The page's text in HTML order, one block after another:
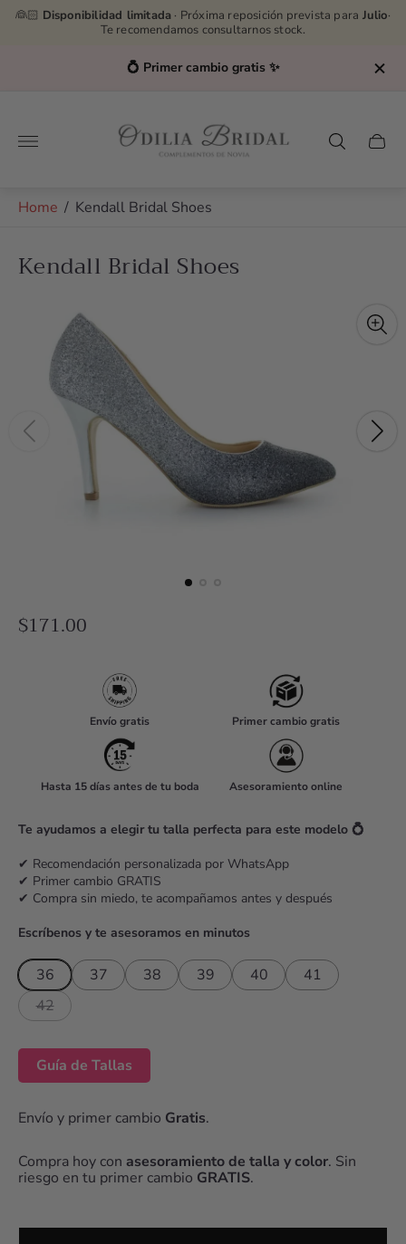
👰🏻 Disponibilidad limitada · Próxima reposición prevista para Julio·
Te recomendamos consultarnos stock.
💍 Primer cambio gratis ✨
Store
logo"
Cart
Home / Kendall Bridal Shoes
Kendall Bridal Shoes
R
r
c
e
$171.00
Envío gratis Primer cambio gratis
Hasta 15 días antes de tu boda Asesoramiento online
Te ayudamos a elegir tu talla perfecta para este modelo 💍
✔ Recomendación personalizada por WhatsApp
✔ Primer cambio GRATIS
✔ Compra sin miedo, te acompañamos antes y después
Escríbenos y te asesoramos en minutos
36 37 38 39 40
41
42
Guía de Tallas
Envío y primer cambio Gratis.
Compra hoy con asesoramiento de talla y color. Sin
riesgo en tu primer cambio GRATIS.